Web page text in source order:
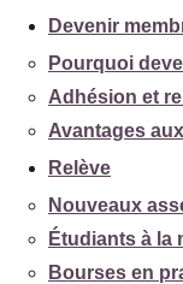
Devenir
Pourquoi
Adhésion et
Avantages
Relève
Nouveaux
Étudiants à la
Bourses en